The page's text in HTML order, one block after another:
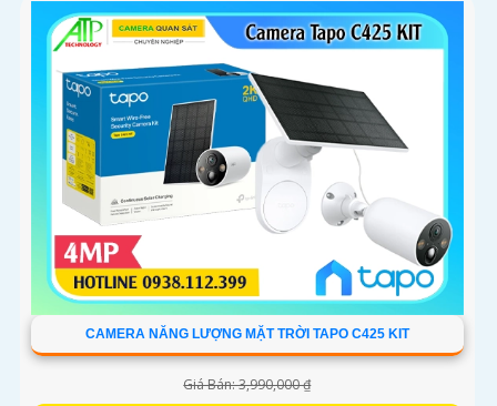
CAMERA NĂNG LƯỢNG MẶT TRỜI TAPO C425 KIT
Giá Bán: 3,990,000 ₫